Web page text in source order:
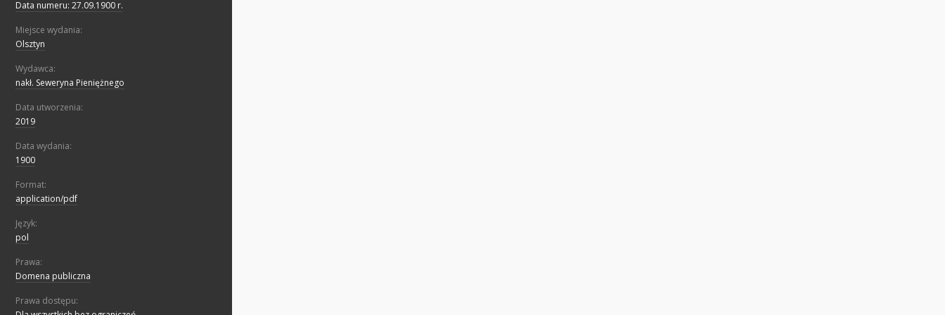
Data numeru: 27.09.1900 r.
Miejsce wydania:
Olsztyn
Wydawca:
nakł. Seweryna Pieniężnego
Data utworzenia:
2019
Data wydania:
1900
Format:
application/pdf
Język:
pol
Prawa:
Domena publiczna
Prawa dostępu: